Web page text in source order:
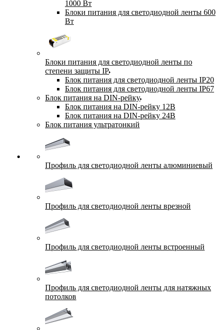
1000 Вт
Блоки питания для светодиодной ленты 600
Вт
Блоки питания для светодиодной ленты по
степени защиты IP
Блок питания для светодиодной ленты IP20
Блок питания для светодиодной ленты IP67
Блок питания на DIN-рейку
Блок питания на DIN-рейку 12В
Блок питания на DIN-рейку 24В
Блок питания ультратонкий
Профиль для светодиодной ленты алюминиевый
Профиль для светодиодной ленты врезной
Профиль для светодиодной ленты встроенный
Профиль для светодиодной ленты для натяжных
потолков